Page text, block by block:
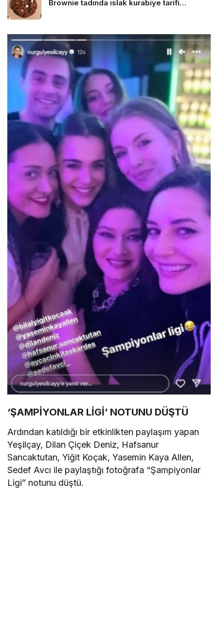
Brownie tadında ıslak kurabiye tarifi…
‘ŞAMPİYONLAR LİGİ’ NOTUNU DÜŞTÜ
Ardından katıldığı bir etkinlikten paylaşım yapan
Yeşilçay, Dilan Çiçek Deniz, Hafsanur
Sancaktutan, Yiğit Koçak, Yasemin Kaya Allen,
Sedef Avcı ile paylaştığı fotoğrafa “Şampiyonlar
Ligi” notunu düştü.